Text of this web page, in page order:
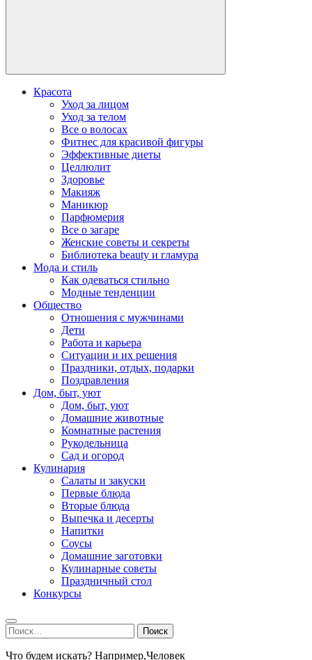
Красота
Уход за лицом
Уход за телом
Все о волосах
Фитнес для красивой фигуры
Эффективные диеты
Целлюлит
Здоровье
Макияж
Маникюр
Парфюмерия
Все о загаре
Женские советы и секреты
Библиотека beauty и гламура
Мода и стиль
Как одеваться стильно
Модные тенденции
Общество
Отношения с мужчинами
Дети
Работа и карьера
Ситуации и их решения
Праздники, отдых, подарки
Поздравления
Дом, быт, уют
Дом, быт, уют
Домашние животные
Комнатные растения
Рукодельница
Сад и огород
Кулинария
Салаты и закуски
Первые блюда
Вторые блюда
Выпечка и десерты
Напитки
Соусы
Домашние заготовки
Кулинарные советы
Праздничный стол
Конкурсы
Найти:
Что будем искать? Например,Человек